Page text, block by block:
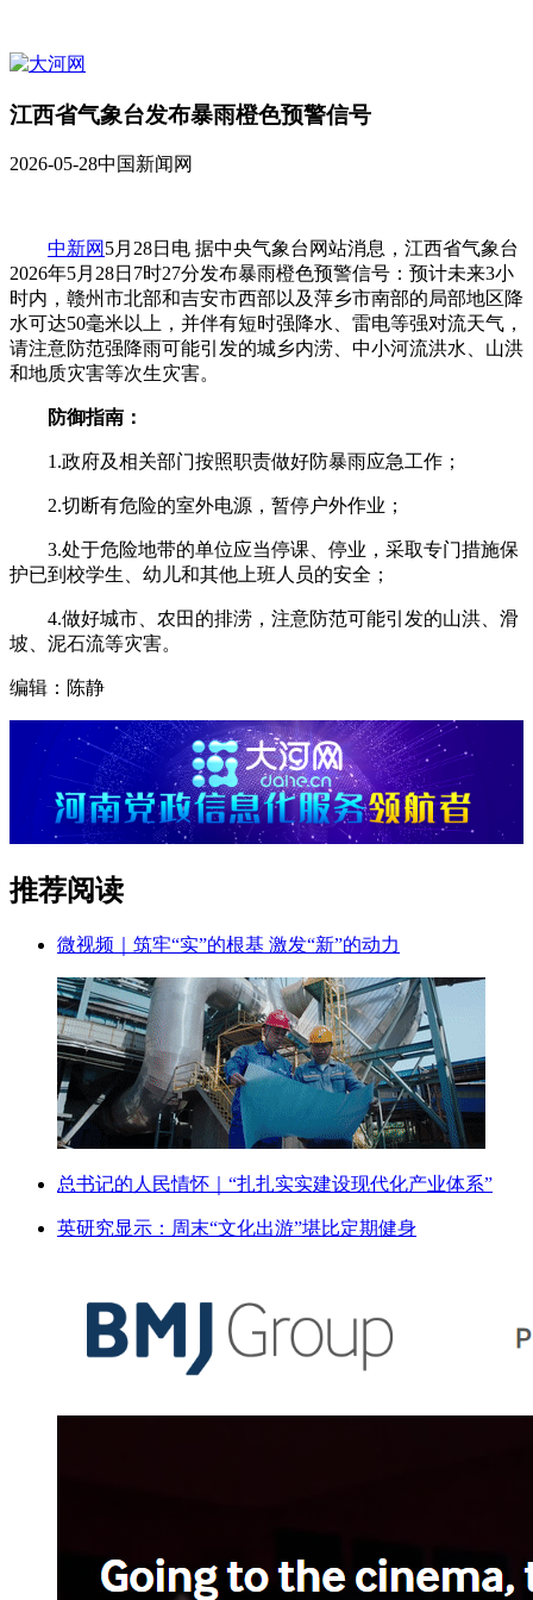
江西省气象台发布暴雨橙色预警信号
2026-05-28中国新闻网
中新网 5月28日电 据中央气象台网站消息，江西省气象台
2026年5月28日7时27分发布暴雨橙色预警信号：预计未来3小
时内，赣州市北部和吉安市西部以及萍乡市南部的局部地区降
水可达50毫米以上，并伴有短时强降水、雷电等强对流天气，
请注意防范强降雨可能引发的城乡内涝、中小河流洪水、山洪
和地质灾害等次生灾害。
防御指南：
1.政府及相关部门按照职责做好防暴雨应急工作；
2.切断有危险的室外电源，暂停户外作业；
3.处于危险地带的单位应当停课、停业，采取专门措施保
护已到校学生、幼儿和其他上班人员的安全；
4.做好城市、农田的排涝，注意防范可能引发的山洪、滑
坡、泥石流等灾害。
编辑：陈静
推荐阅读
微视频｜筑牢“实”的根基 激发“新”的动力
总书记的人民情怀｜“扎扎实实建设现代化产业体系”
英研究显示：周末“文化出游”堪比定期健身